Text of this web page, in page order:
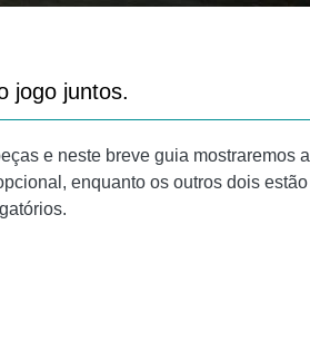
jogo juntos.
e neste breve guia mostraremos a
enquanto os outros dois estão